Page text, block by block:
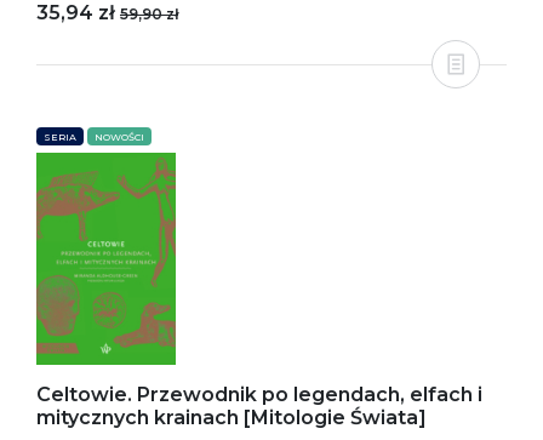
35,94 zł 59,90 zł
SERIA NOWOŚCI
Celtowie. Przewodnik po legendach, elfach i
mitycznych krainach [Mitologie Świata]